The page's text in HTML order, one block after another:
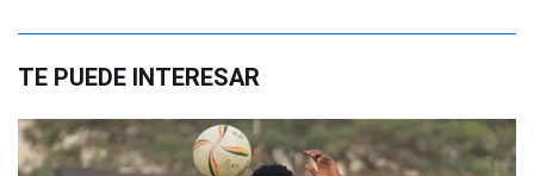
TE PUEDE INTERESAR